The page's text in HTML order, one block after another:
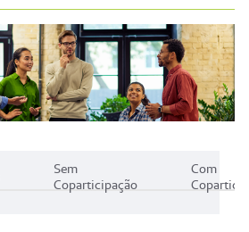
Sem
Coparticipação
Com